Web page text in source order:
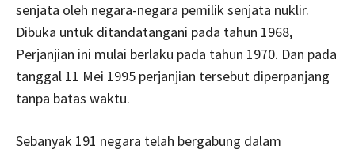
senjata oleh negara-negara pemilik senjata nuklir.
Dibuka untuk ditandatangani pada tahun 1968,
Perjanjian ini mulai berlaku pada tahun 1970. Dan pada
tanggal 11 Mei 1995 perjanjian tersebut diperpanjang
tanpa batas waktu.
Sebanyak 191 negara telah bergabung dalam